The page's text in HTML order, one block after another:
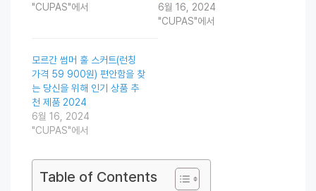
"CUPAS"에서
6월 16, 2024
"CUPAS"에서
모르간 썸머 훌 스커트(런칭
가격 59 900원) 편안함을 찾
는 당신을 위해 인기 상품 추
천 제품 2024
6월 16, 2024
"CUPAS"에서
Table of Contents